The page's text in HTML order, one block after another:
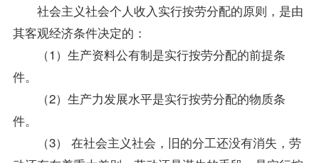
社会主义社会个人收入实行按劳分配的原则，是由
其客观经济条件决定的：
（1）生产资料公有制是实行按劳分配的前提条
件。
（2）生产力发展水平是实行按劳分配的物质条
件。
（3） 在社会主义社会，旧的分工还没有消失，劳